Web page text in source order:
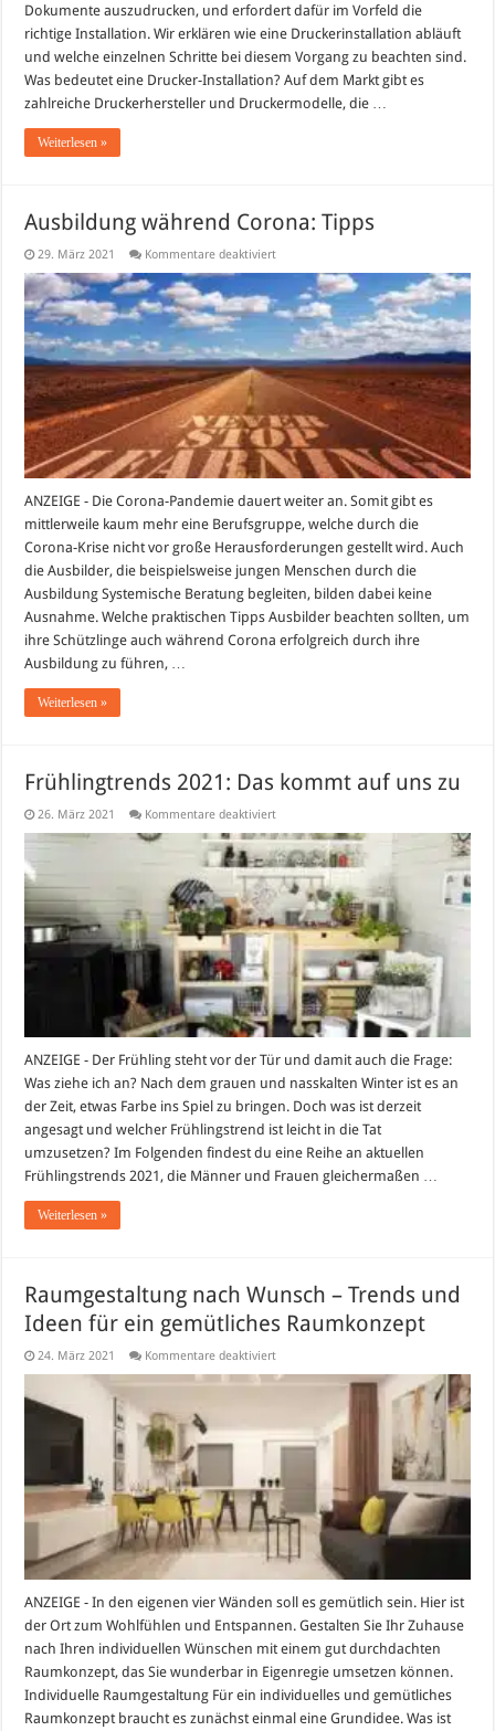
Dokumente auszudrucken, und erfordert dafür im Vorfeld die
richtige Installation. Wir erklären wie eine Druckerinstallation abläuft
und welche einzelnen Schritte bei diesem Vorgang zu beachten sind.
Was bedeutet eine Drucker-Installation? Auf dem Markt gibt es
zahlreiche Druckerhersteller und Druckermodelle, die …
Weiterlesen »
Ausbildung während Corona: Tipps
29. März 2021 Kommentare deaktiviertfür
während
Corona:
Tipps
ANZEIGE - Die Corona-Pandemie dauert weiter an. Somit gibt es
mittlerweile kaum mehr eine Berufsgruppe, welche durch die
Corona-Krise nicht vor große Herausforderungen gestellt wird. Auch
die Ausbilder, die beispielsweise jungen Menschen durch die
Ausbildung Systemische Beratung begleiten, bilden dabei keine
Ausnahme. Welche praktischen Tipps Ausbilder beachten sollten, um
ihre Schützlinge auch während Corona erfolgreich durch ihre
Ausbildung zu führen, …
Weiterlesen »
Frühlingtrends 2021: Das kommt auf uns zu
26. März 2021 Kommentare deaktiviertfür
2021:
Das
kommt
auf
uns
zu
ANZEIGE - Der Frühling steht vor der Tür und damit auch die Frage:
Was ziehe ich an? Nach dem grauen und nasskalten Winter ist es an
der Zeit, etwas Farbe ins Spiel zu bringen. Doch was ist derzeit
angesagt und welcher Frühlingstrend ist leicht in die Tat
umzusetzen? Im Folgenden findest du eine Reihe an aktuellen
Frühlingstrends 2021, die Männer und Frauen gleichermaßen …
Weiterlesen »
Raumgestaltung nach Wunsch – Trends und
Ideen für ein gemütliches Raumkonzept
24. März 2021 Kommentare deaktiviertfür
und
ein
gemütliches
Raumkonzept
ANZEIGE - In den eigenen vier Wänden soll es gemütlich sein. Hier ist
der Ort zum Wohlfühlen und Entspannen. Gestalten Sie Ihr Zuhause
nach Ihren individuellen Wünschen mit einem gut durchdachten
Raumkonzept, das Sie wunderbar in Eigenregie umsetzen können.
Individuelle Raumgestaltung Für ein individuelles und gemütliches
Raumkonzept braucht es zunächst einmal eine Grundidee. Was ist